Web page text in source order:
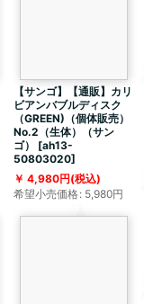
【サンゴ】【通販】カリ
ビアンバブルディスク
（GREEN)（個体販売）
No.2（生体）（サン
ゴ）
[ah13-
50803020]
4,980円(税込)
希望小売価格: 5,980円